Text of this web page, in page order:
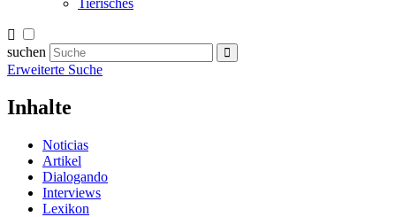
suchen
Erweiterte Suche
Inhalte
Noticias
Artikel
Dialogando
Interviews
Lexikon